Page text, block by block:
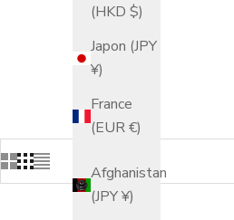
(HKD $)
Japon (JPY
¥)
France
(EUR €)
Afghanistan
(JPY ¥)